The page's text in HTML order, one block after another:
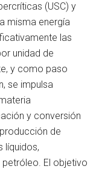
(USC) y
misma energía
las
unidad de
y como paso
se impulsa
y conversión
de
líquidos,
El objetivo